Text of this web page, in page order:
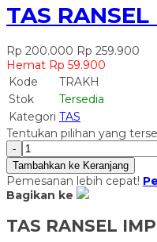
TAS
Rp 200.000 Rp 259.900
Hemat Rp 59.900
Kode
TRAKH
Stok
Tersedia
Kategori TAS
Tentukan pilihan yang
-
Tambahkan ke Keranjang
Pemesanan lebih cepat!
Bagikan ke
TAS RANSEL